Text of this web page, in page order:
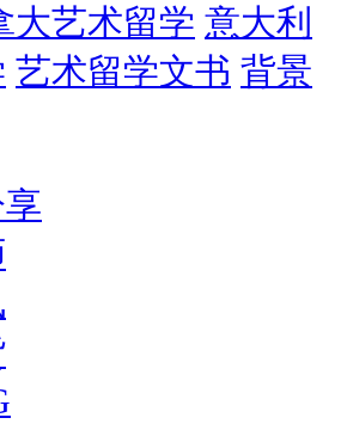
大艺术留学 意大利
艺术留学文书 背景